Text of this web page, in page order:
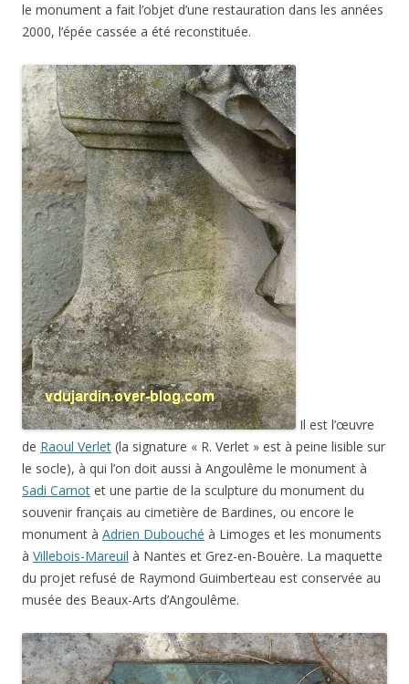
le monument a fait l’objet d’une restauration dans les années
2000, l’épée cassée a été reconstituée.
Il est l’œuvre
de Raoul Verlet (la signature « R. Verlet » est à peine lisible sur
le socle), à qui l’on doit aussi à Angoulême le monument à
Sadi Carnot et une partie de la sculpture du monument du
souvenir français au cimetière de Bardines, ou encore le
monument à Adrien Dubouché à Limoges et les monuments
à Villebois-Mareuil à Nantes et Grez-en-Bouère. La maquette
du projet refusé de Raymond Guimberteau est conservée au
musée des Beaux-Arts d’Angoulême.